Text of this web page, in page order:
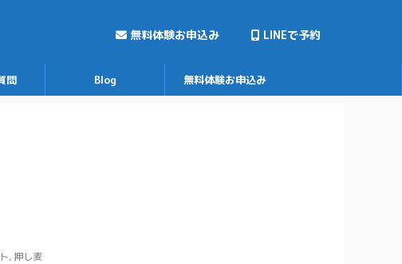
無料体験お申込み LINEで予約
問 Blog 無料体験お申込み
, 押し麦